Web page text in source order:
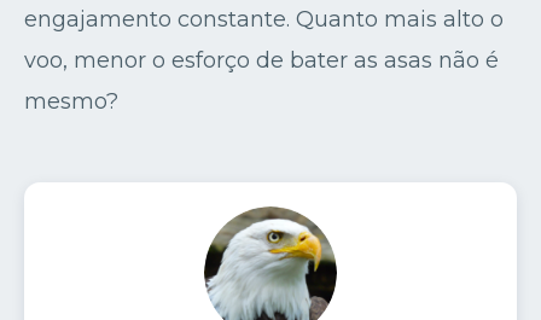
engajamento constante. Quanto mais alto o
voo, menor o esforço de bater as asas não é
mesmo?